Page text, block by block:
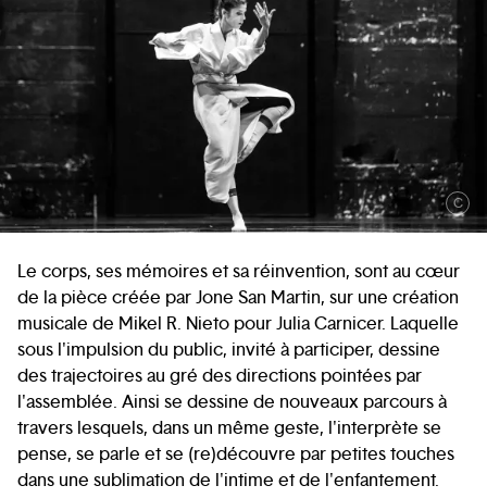
C
Le corps, ses mémoires et sa réinvention, sont au cœur
de la pièce créée par Jone San Martin, sur une création
musicale de Mikel R. Nieto pour Julia Carnicer. Laquelle
sous l'impulsion du public, invité à participer, dessine
des trajectoires au gré des directions pointées par
l'assemblée. Ainsi se dessine de nouveaux parcours à
travers lesquels, dans un même geste, l'interprète se
pense, se parle et se (re)découvre par petites touches
dans une sublimation de l'intime et de l'enfantement.